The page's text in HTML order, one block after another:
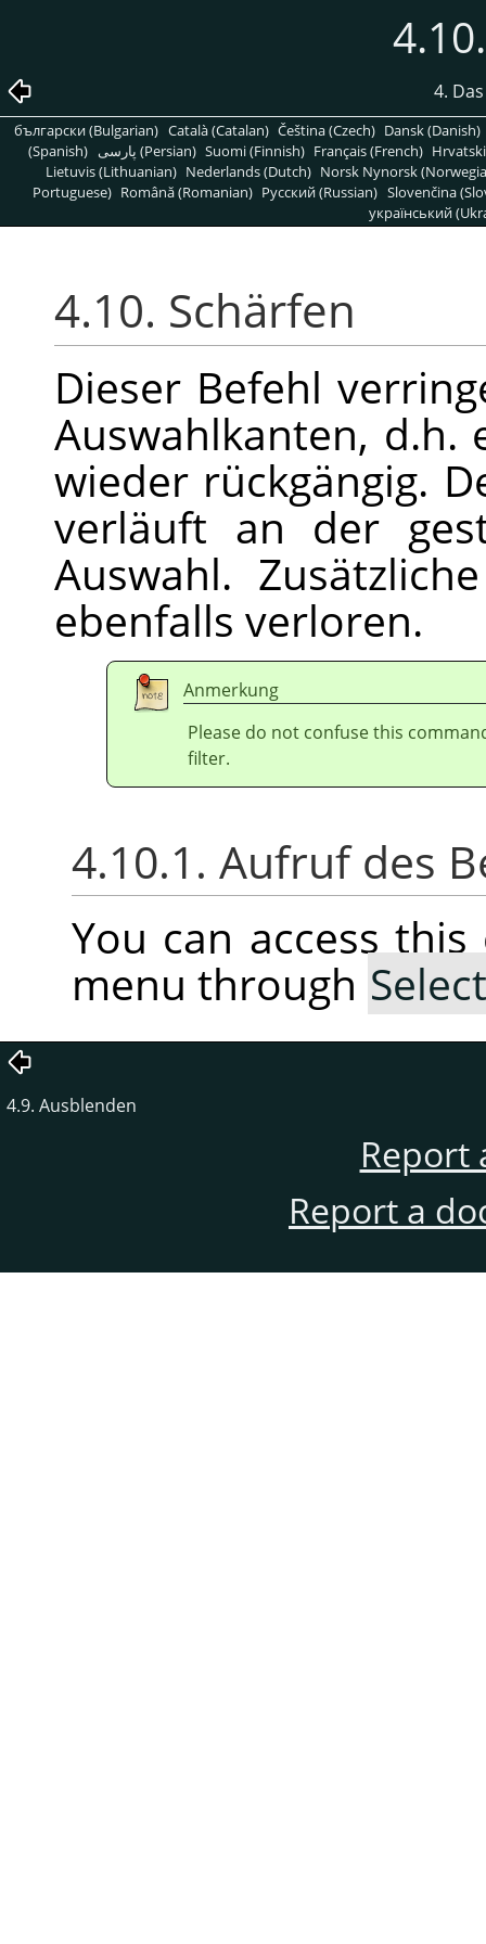
4.
български (Bulgarian) Català (Catalan) Čeština (Czech) Dansk (Danish)
(Spanish)
پارسی (Persian) Suomi (Finnish) Français (French)
Lietuvis (Lithuanian) Nederlands (Dutch) Norsk Nynorsk
Portuguese) Română (Romanian) Pусский (Russian) Slovenčina
український
4.10. Schärfen
Dieser Befehl
Auswahlkanten,
wieder rückgängig.
verläuft an der
Auswahl.
ebenfalls verloren.
Anmerkung
Please do not confuse this
filter.
4.10.1. Aufruf des
You can access
menu through Select
4.9. Ausblenden
Report
Report a